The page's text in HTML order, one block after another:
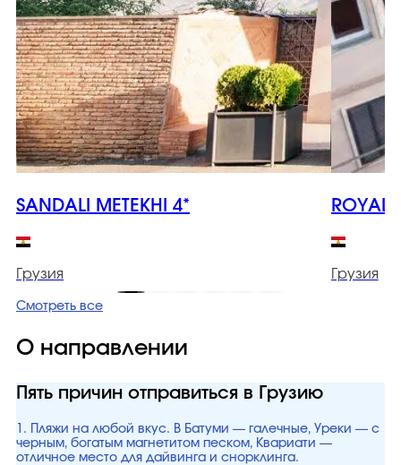
SANDALI METEKHI 4*
Грузия
ROYAL
Грузия
Смотреть все
О направлении
Пять причин отправиться в Грузию
1. Пляжи на любой вкус. В Батуми — галечные, Уреки — с
черным, богатым магнетитом песком, Квариати —
отличное место для дайвинга и снорклинга.